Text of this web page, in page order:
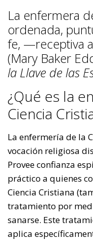
La enfermera
ordenada,
fe, —receptiva
(Mary Baker
la Llave de las
¿Qué es la
Ciencia
La enfermería de la
vocación religiosa
Provee confianza
práctico a quienes
Ciencia Cristiana
tratamiento por
sanarse. Este
aplica